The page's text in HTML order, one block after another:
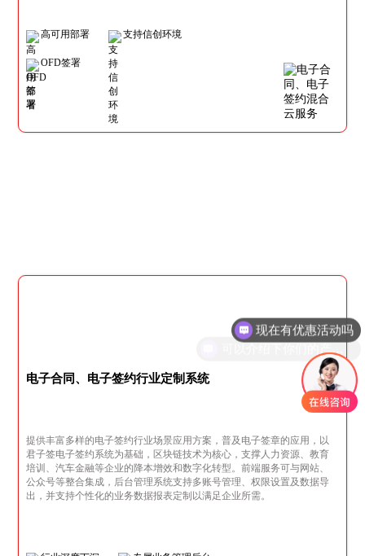
高可用部署 支持信创环境
OFD签署
电子合同、电子签约行业定制系统
提供丰富多样的电子签约行业场景应用方案，普及电子签章的应用，以
君子签电子签约系统为基础，区块链技术为核心，支撑人力资源、教育
培训、汽车金融等企业的降本增效和数字化转型。前端服务可与网站、
公众号等整合集成，后台管理系统支持多账号管理、权限设置及数据导
出，并支持个性化的业务数据报表定制以满足企业所需。
可以介绍下你们的产品么